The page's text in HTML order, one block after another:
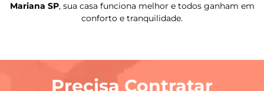
Mariana SP, sua casa funciona melhor e todos ganham em
conforto e tranquilidade.
Precisa Contratar